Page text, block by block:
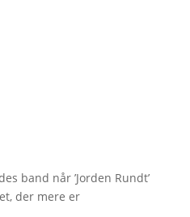
band når ’Jorden Rundt’
der mere er